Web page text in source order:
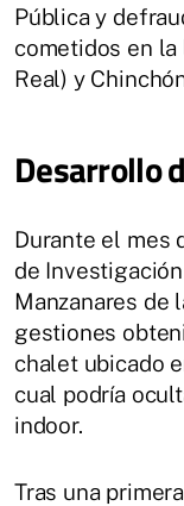
Pública y
cometidos en la
Real) y
Desarrollo
Durante el mes
de
Manzanares de
gestiones
chalet ubicado
cual podría
indoor.
Tras una